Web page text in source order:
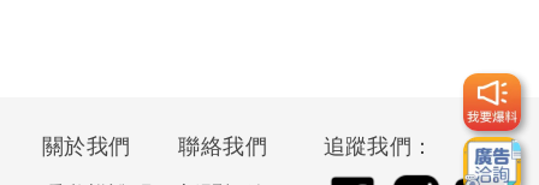
關於我們
聯絡我們
追蹤我們：